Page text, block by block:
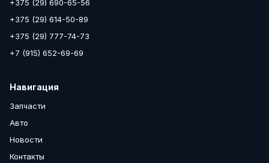
+375 (29) 690-65-56
+375 (29) 614-50-89
+375 (29) 777-74-73
+7 (915) 652-69-69
Навигация
Запчасти
Авто
Новости
Контакты